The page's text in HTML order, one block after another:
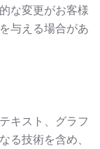
な変更がお客様
与える場合があ
キスト、グラフ
る技術を含め、